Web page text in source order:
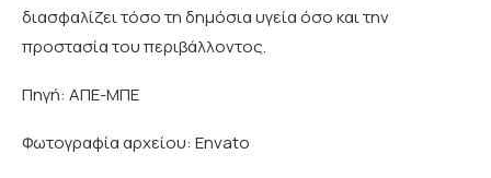
διασφαλίζει τόσο τη δημόσια υγεία όσο και την
προστασία του περιβάλλοντος.
Πηγή: ΑΠΕ-ΜΠΕ
Φωτογραφία αρχείου: Envato